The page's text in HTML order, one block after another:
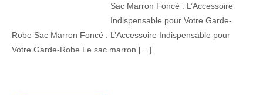
Sac Marron Foncé : L’Accessoire
Indispensable pour Votre Garde-
Robe Sac Marron Foncé : L’Accessoire Indispensable pour
Votre Garde-Robe Le sac marron […]